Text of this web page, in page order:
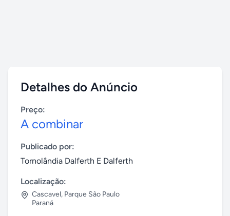
Detalhes do Anúncio
Preço:
A combinar
Publicado por:
Tornolândia Dalferth E Dalferth
Localização:
Cascavel, Parque São Paulo
Paraná